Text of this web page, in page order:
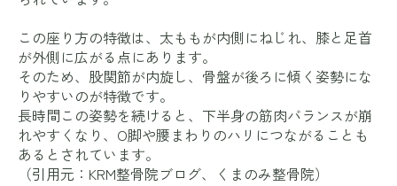
この座り方の特徴は、太ももが内側にねじれ、膝と足首
が外側に広がる点にあります。
そのため、股関節が内旋し、骨盤が後ろに傾く姿勢にな
りやすいのが特徴です。
長時間この姿勢を続けると、下半身の筋肉バランスが崩
れやすくなり、O脚や腰まわりのハリにつながることも
あるとされています。
（引用元： KRM整骨院ブログ、 くまのみ整骨院）